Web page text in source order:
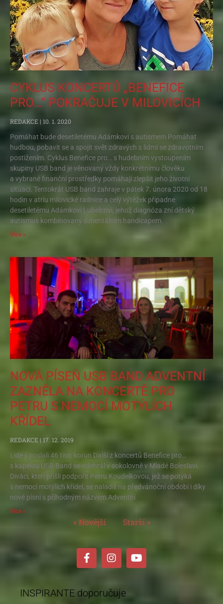
CYKLUS KONCERTŮ „BENEFICE
PRO…“ POKRAČUJE V MILOVICÍCH
REDAKCE
10. 1. 2020
Pomáhat bude desetiletému Adámkovi s autismem Pomáhat
hudbou, pobavit se a spojit svět zdravých s lidmi se zdravotním
postižením. Cyklus Benefice pro… s hudebním vystoupením
skupiny USB band je věnovaný vždy konkrétnímu člověku
a vybrané finanční prostředky pomáhají zlepšit jeho životní
situaci. Tentokrát USB band zahraje v pátek 7. února 2020 od 18
hodin v atriu milovické radnice a celý výtěžek připadne
desetiletému Adámkovi Lubelcovi, jehož diagnóza zní dětský
autismus kombinovaný s mentálním handicapem.
Více »
NOVÁ PÍSEŇ USB BAND ADVENTNÍ
ZAZNĚLA NA KONCERTĚ PRO
PETRU S NEMOCÍ MOTÝLÍCH
KŘÍDEL
REDAKCE
17. 12. 2019
Lidé jí poslali 46 tisíc korun Další z koncertů Benefice pro…
s kapelou USB Band se odehrál v sokolovně v Mladé Boleslavi.
Diváci, kteří přišli podpořit Petru Koudelkovou, jež se potýká
s nemocí motýlích křídel, se naladili na předvánoční období i díky
nové písni s příhodným názvem Adventní.
Více »
« Novější Starší »
INSPIRANTE doporučuje